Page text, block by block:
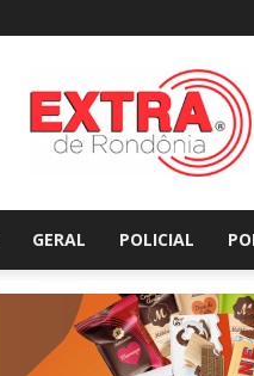
GERAL POLICIAL